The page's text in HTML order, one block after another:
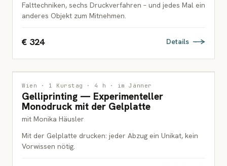
Falttechniken, sechs Druckverfahren – und jedes Mal ein
anderes Objekt zum Mitnehmen.
€ 324 Details
DRUCKGRAFIK
ERWACHSENE
Wien · 1 Kurstag · 4 h · im Jänner
Gelliprinting — Experimenteller
Monodruck mit der Gelplatte
mit Monika Häusler
Mit der Gelplatte drucken: jeder Abzug ein Unikat, kein
Vorwissen nötig.